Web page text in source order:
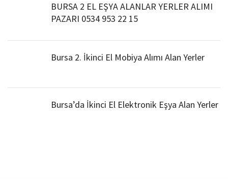
BURSA 2 EL EŞYA ALANLAR YERLER ALIMI
PAZARI 0534 953 22 15
Bursa 2. İkinci El Mobiya Alımı Alan Yerler
Bursa’da İkinci El Elektronik Eşya Alan Yerler